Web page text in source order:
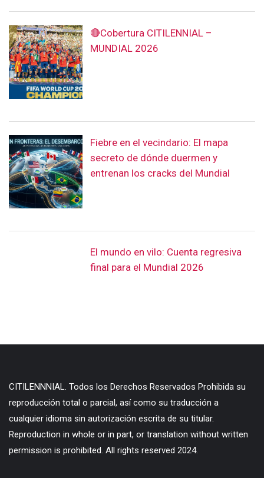
🔴Cobertura CITILENNIAL –
MUNDIAL 2026
Fiebre en el vecindario: El mapa
secreto de dónde duermen y
entrenan los cracks del Mundial
El mundo en vilo: Cuenta regresiva
final para el Mundial 2026
CITILENNNIAL. Todos los Derechos Reservados Prohibida su
reproducción total o parcial, así como su traducción a
cualquier idioma sin autorización escrita de su titular.
Reproduction in whole or in part, or translation without written
permission is prohibited. All rights reserved 2024.